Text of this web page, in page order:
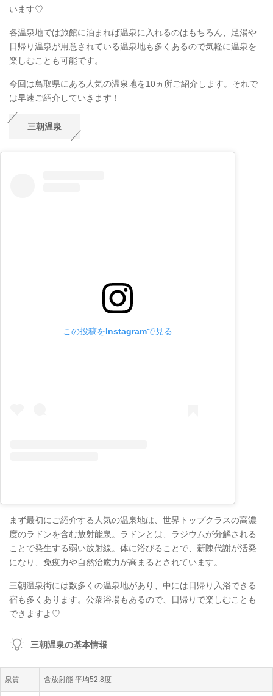
います♡
各温泉地では旅館に泊まれば温泉に入れるのはもちろん、足湯や
日帰り温泉が用意されている温泉地も多くあるので気軽に温泉を
楽しむことも可能です。
今回は鳥取県にある人気の温泉地を10ヵ所ご紹介します。それで
は早速ご紹介していきます！
三朝温泉
この投稿をInstagramで見る
まず最初にご紹介する人気の温泉地は、世界トップクラスの高濃
度のラドンを含む放射能泉。ラドンとは、ラジウムが分解される
ことで発生する弱い放射線。体に浴びることで、新陳代謝が活発
になり、免疫力や自然治癒力が高まるとされています。
三朝温泉街には数多くの温泉地があり、中には日帰り入浴できる
宿も多くあります。公衆浴場もあるので、日帰りで楽しむことも
できますよ♡
三朝温泉の基本情報
泉質 含放射能 平均52.8度